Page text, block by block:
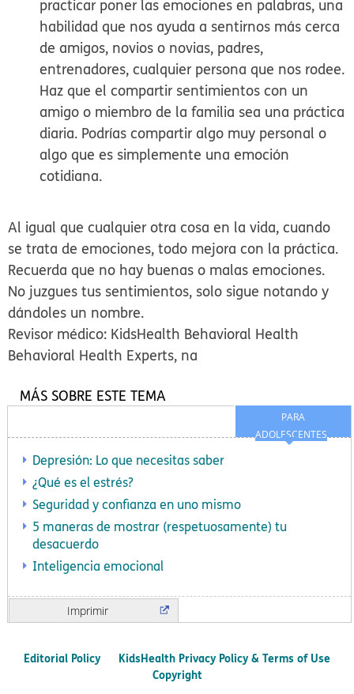
practicar poner las emociones en palabras, una
habilidad que nos ayuda a sentirnos más cerca
de amigos, novios o novias, padres,
entrenadores, cualquier persona que nos rodee.
Haz que el compartir sentimientos con un
amigo o miembro de la familia sea una práctica
diaria. Podrías compartir algo muy personal o
algo que es simplemente una emoción
cotidiana.
Al igual que cualquier otra cosa en la vida, cuando
se trata de emociones, todo mejora con la práctica.
Recuerda que no hay buenas o malas emociones.
No juzgues tus sentimientos, solo sigue notando y
dándoles un nombre.
Revisor médico: KidsHealth Behavioral Health
Behavioral Health Experts, na
PARA
ADOLESCENTES
MÁS SOBRE ESTE TEMA
Depresión: Lo que necesitas saber
¿Qué es el estrés?
Seguridad y confianza en uno mismo
5 maneras de mostrar (respetuosamente) tu
desacuerdo
Inteligencia emocional
Imprimir
Editorial Policy
KidsHealth Privacy Policy & Terms of Use
Copyright